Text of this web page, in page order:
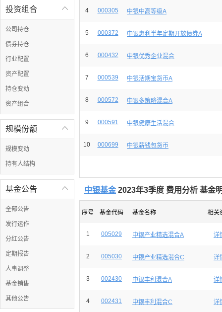

投资组合
公司持仓
债券持仓
行业配置
资产配置
持仓变动
资产组合

规模份额
规模变动
持有人结构

基金公告
全部公告
发行运作
分红公告
定期报告
人事调整
基金销售
其他公告
4 000305 中银中高等级A
5 000372 中银惠利半年定期开放债券A
6 000432 中银优秀企业混合
7 000539 中银活期宝货币A
8 000572 中银多策略混合A
9 000591 中银健康生活混合
10 000699 中银薪钱包货币
中银基金 2023年3季度 费用分析 基金
序号 基金代码 基金名称 相关
1 005029 中银产业精选混合A 详
2 005030 中银产业精选混合C 详
3 002430 中银丰利混合A 详
4 002431 中银丰利混合C 详